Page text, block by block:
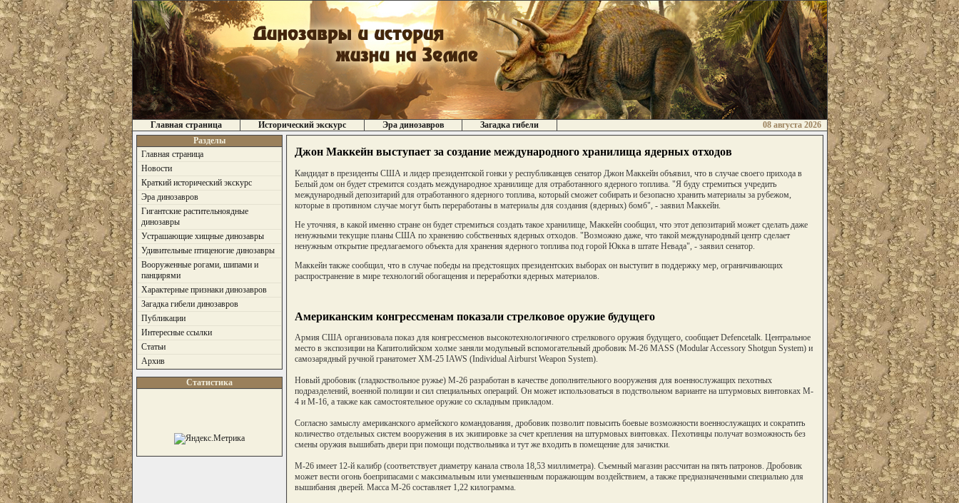
Главная страница Исторический экскурс Эра динозавров Загадка гибели
08 августа 2026
Разделы
Главная страница
Новости
Краткий исторический экскурс
Эра динозавров
Гигантские растительноядные
динозавры
Устрашающие хищные динозавры
Удивительные птиценогие динозавры
Вооруженные рогами, шипами и
панцирями
Характерные признаки динозавров
Загадка гибели динозавров
Публикации
Интересные ссылки
Статьи
Архив
Статистика
Джон Маккейн выступает за создание международного хранилища ядерных отходов
Кандидат в президенты США и лидер президентской гонки у республиканцев сенатор Джон Маккейн объявил, что в случае своего прихода в
Белый дом он будет стремится создать международное хранилище для отработанного ядерного топлива. "Я буду стремиться учредить
международный депозитарий для отработанного ядерного топлива, который сможет собирать и безопасно хранить материалы за рубежом,
которые в противном случае могут быть переработаны в материалы для создания (ядерных) бомб", - заявил Маккейн.
Не уточняя, в какой именно стране он будет стремиться создать такое хранилище, Маккейн сообщил, что этот депозитарий может сделать даже
ненужными текущие планы США по хранению собственных ядерных отходов. "Возможно даже, что такой международный центр сделает
ненужным открытие предлагаемого объекта для хранения ядерного топлива под горой Юкка в штате Невада", - заявил сенатор.
Маккейн также сообщил, что в случае победы на предстоящих президентских выборах он выступит в поддержку мер, ограничивающих
распространение в мире технологий обогащения и переработки ядерных материалов.
Американским конгрессменам показали стрелковое оружие будущего
Армия США организовала показ для конгрессменов высокотехнологичного стрелкового оружия будущего, сообщает Defencetalk. Центральное
место в экспозиции на Капитолийском холме заняли модульный вспомогательный дробовик M-26 MASS (Modular Accessory Shotgun System) и
самозарядный ручной гранатомет XM-25 IAWS (Individual Airburst Weapon System).
Новый дробовик (гладкоствольное ружье) M-26 разработан в качестве дополнительного вооружения для военнослужащих пехотных
подразделений, военной полиции и сил специальных операций. Он может использоваться в подствольном варианте на штурмовых винтовках M-
4 и M-16, а также как самостоятельное оружие со складным прикладом.
Согласно замыслу американского армейского командования, дробовик позволит повысить боевые возможности военнослужащих и сократить
количество отдельных систем вооружения в их экипировке за счет крепления на штурмовых винтовках. Пехотинцы получат возможность без
смены оружия вышибать двери при помощи подствольника и тут же входить в помещение для зачистки.
M-26 имеет 12-й калибр (соответствует диаметру канала ствола 18,53 миллиметра). Съемный магазин рассчитан на пять патронов. Дробовик
может вести огонь боеприпасами с максимальным или уменьшенным поражающим воздействием, а также предназначенными специально для
вышибания дверей. Масса М-26 составляет 1,22 килограмма.